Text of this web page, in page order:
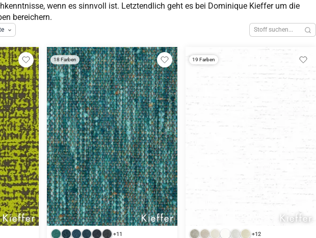
wenn es sinnvoll ist. Letztendlich geht es bei Dominique Kieffer um die
bereichern.
+11
18 Farben
+12
19 Farben